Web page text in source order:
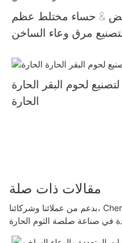
& حساء مختلط عظم
مرق وعاء الساخن
لحوم البقر الحارة
الحارة
مقالات ذات صلة
بدعم من عملائنا وشركائنا، Chenghot سوف تقوم شركة تطوير الطعام
في صناعة صلصة الثوم الحارة